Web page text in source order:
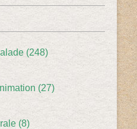
(248)
(27)
(8)